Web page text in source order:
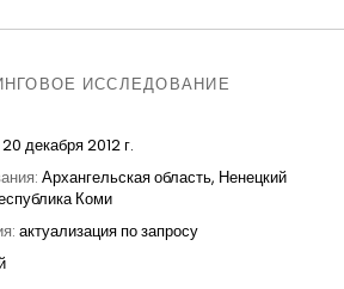
ИССЛЕДОВАНИЕ
20 декабря 2012 г.
Архангельская область, Ненецкий
Коми
актуализация по запросу